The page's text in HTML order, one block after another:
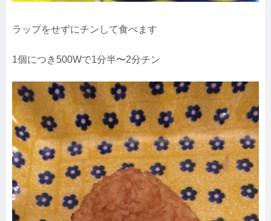
ラップをせずにチンして食べます
1個につき500Wで1分半〜2分チン